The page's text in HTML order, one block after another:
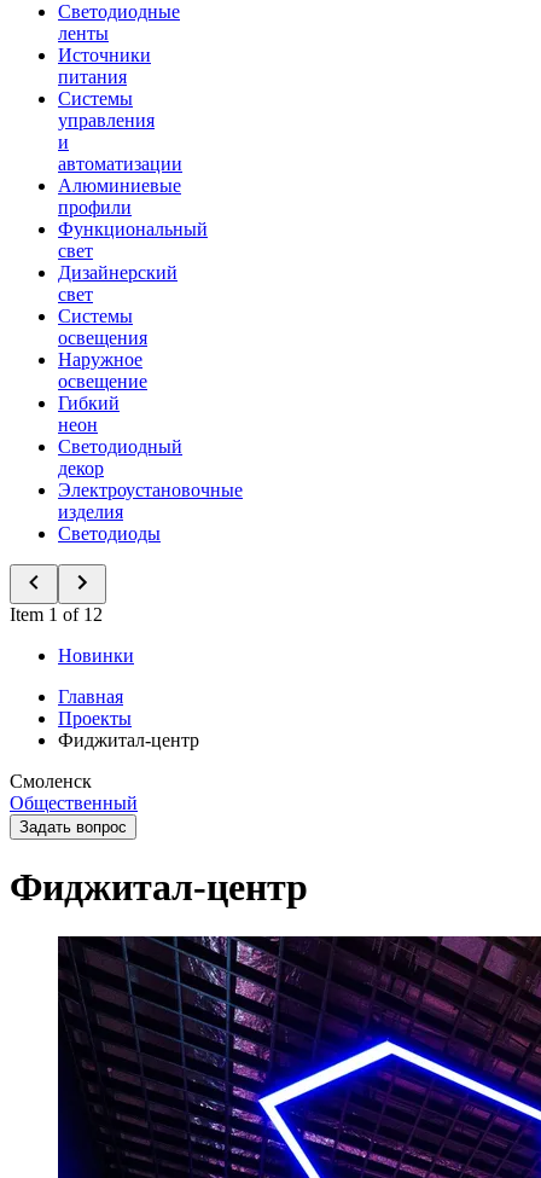
Светодиодные
ленты
Источники
питания
Системы
управления
и
автоматизации
Алюминиевые
профили
Функциональный
свет
Дизайнерский
свет
Системы
освещения
Наружное
освещение
Гибкий
неон
Светодиодный
декор
Электроустановочные
изделия
Светодиоды
Item 1 of 12
Новинки
Главная
Проекты
Фиджитал-центр
Смоленск
Общественный
Задать вопрос
Фиджитал-центр